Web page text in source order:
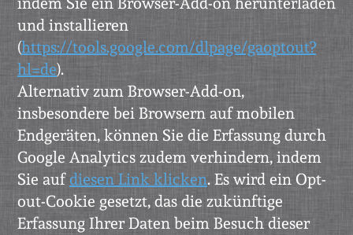
und installieren
(https://tools.google.com/dlpage/gaoptout?
hl=de).
Alternativ zum Browser-Add-on,
insbesondere bei Browsern auf mobilen
Endgeräten, können Sie die Erfassung durch
Google Analytics zudem verhindern, indem
Sie auf diesen Link klicken. Es wird ein Opt-
out-Cookie gesetzt, das die zukünftige
Erfassung Ihrer Daten beim Besuch dieser